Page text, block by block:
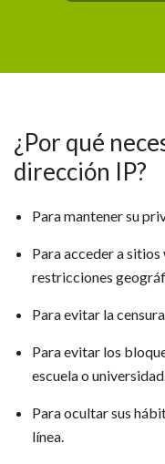
¿Por qué
dirección IP?
Para mantener su
Para acceder a
restricciones
Para evitar la
Para evitar los
escuela o
Para ocultar sus
línea.